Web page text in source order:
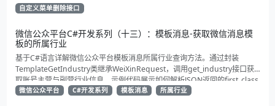
自定义菜单删除接口
微信公众平台C#开发系列（十三）：模板消息-获取微信消息模
板的所属行业
基于C#语言详解微信公众平台模板消息所属行业查询方法。通过封装
TemplateGetIndustry类继承WeiXinRequest，调用get_industry接口获
取账号主营与副营行业信息。示例代码展示如何解析JSON返回的first_class
与second_class数据，为开发者提供合规通知场景开发支持
微信公众平台 C#开发系列 模板消息 所属行业